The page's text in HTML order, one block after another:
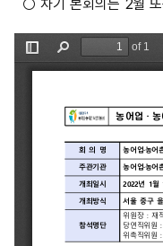
○ 차기 본회의는 2월